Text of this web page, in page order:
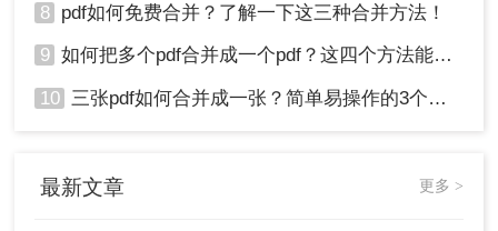
8 pdf如何免费合并？了解一下这三种合并方法！
9 如何把多个pdf合并成一个pdf？这四个方法能帮助大家！
10 三张pdf如何合并成一张？简单易操作的3个方法！
最新文章 更多 >